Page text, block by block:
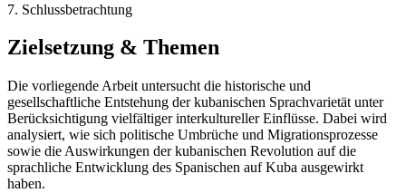
7. Schlussbetrachtung
Zielsetzung & Themen
Die vorliegende Arbeit untersucht die historische und
gesellschaftliche Entstehung der kubanischen Sprachvarietät unter
Berücksichtigung vielfältiger interkultureller Einflüsse. Dabei wird
analysiert, wie sich politische Umbrüche und Migrationsprozesse
sowie die Auswirkungen der kubanischen Revolution auf die
sprachliche Entwicklung des Spanischen auf Kuba ausgewirkt
haben.